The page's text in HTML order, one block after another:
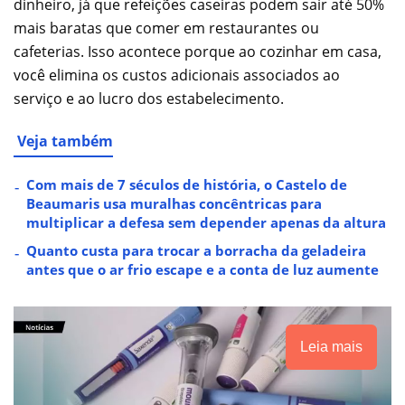
dinheiro, já que refeições caseiras podem sair até 50%
mais baratas que comer em restaurantes ou
cafeterias. Isso acontece porque ao cozinhar em casa,
você elimina os custos adicionais associados ao
serviço e ao lucro dos estabelecimento.
Veja também
Com mais de 7 séculos de história, o Castelo de
Beaumaris usa muralhas concêntricas para
multiplicar a defesa sem depender apenas da altura
Quanto custa para trocar a borracha da geladeira
antes que o ar frio escape e a conta de luz aumente
Leia mais